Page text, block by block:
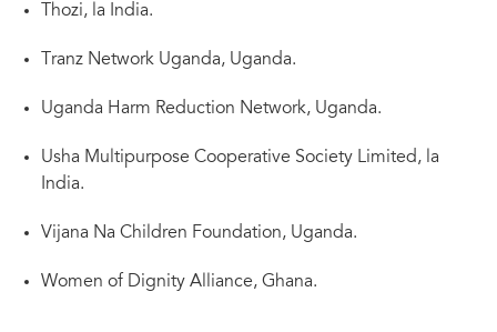
Thozi, la India.
Tranz Network Uganda, Uganda.
Uganda Harm Reduction Network, Uganda.
Usha Multipurpose Cooperative Society Limited, la
India.
Vijana Na Children Foundation, Uganda.
Women of Dignity Alliance, Ghana.